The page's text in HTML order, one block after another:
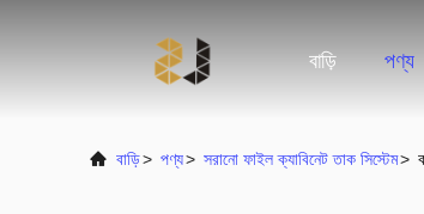
বাড়ি পণ্য
বাড়ি> পণ্য> সরানো ফাইল ক্যাবিনেট তাক সিস্টেম>